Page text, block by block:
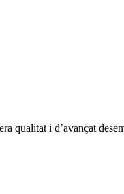
qualitat i d’avançat